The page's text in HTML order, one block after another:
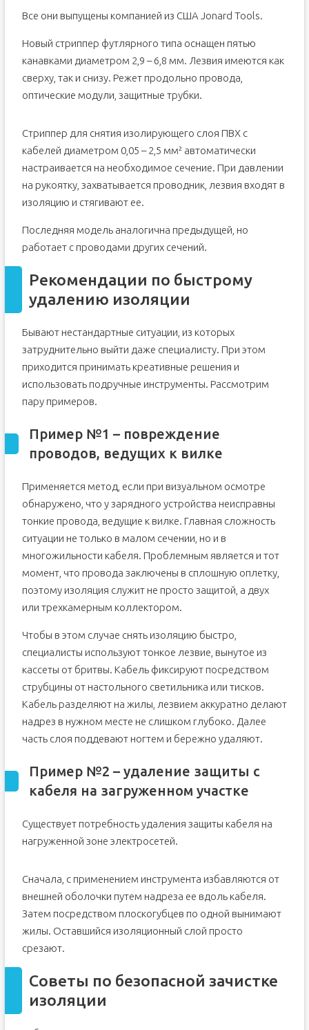
Все они выпущены компанией из США Jonard Tools.
Новый стриппер футлярного типа оснащен пятью
канавками диаметром 2,9 – 6,8 мм. Лезвия имеются как
сверху, так и снизу. Режет продольно провода,
оптические модули, защитные трубки.
Стриппер для снятия изолирующего слоя ПВХ с
кабелей диаметром 0,05 – 2,5 мм² автоматически
настраивается на необходимое сечение. При давлении
на рукоятку, захватывается проводник, лезвия входят в
изоляцию и стягивают ее.
Последняя модель аналогична предыдущей, но
работает с проводами других сечений.
Рекомендации по быстрому
удалению изоляции
Бывают нестандартные ситуации, из которых
затруднительно выйти даже специалисту. При этом
приходится принимать креативные решения и
использовать подручные инструменты. Рассмотрим
пару примеров.
Пример №1 – повреждение
проводов, ведущих к вилке
Применяется метод, если при визуальном осмотре
обнаружено, что у зарядного устройства неисправны
тонкие провода, ведущие к вилке. Главная сложность
ситуации не только в малом сечении, но и в
многожильности кабеля. Проблемным является и тот
момент, что провода заключены в сплошную оплетку,
поэтому изоляция служит не просто защитой, а двух
или трехкамерным коллектором.
Чтобы в этом случае снять изоляцию быстро,
специалисты используют тонкое лезвие, вынутое из
кассеты от бритвы. Кабель фиксируют посредством
струбцины от настольного светильника или тисков.
Кабель разделяют на жилы, лезвием аккуратно делают
надрез в нужном месте не слишком глубоко. Далее
часть слоя поддевают ногтем и бережно удаляют.
Пример №2 – удаление защиты с
кабеля на загруженном участке
Существует потребность удаления защиты кабеля на
нагруженной зоне электросетей.
Сначала, с применением инструмента избавляются от
внешней оболочки путем надреза ее вдоль кабеля.
Затем посредством плоскогубцев по одной вынимают
жилы. Оставшийся изоляционный слой просто
срезают.
Советы по безопасной зачистке
изоляции